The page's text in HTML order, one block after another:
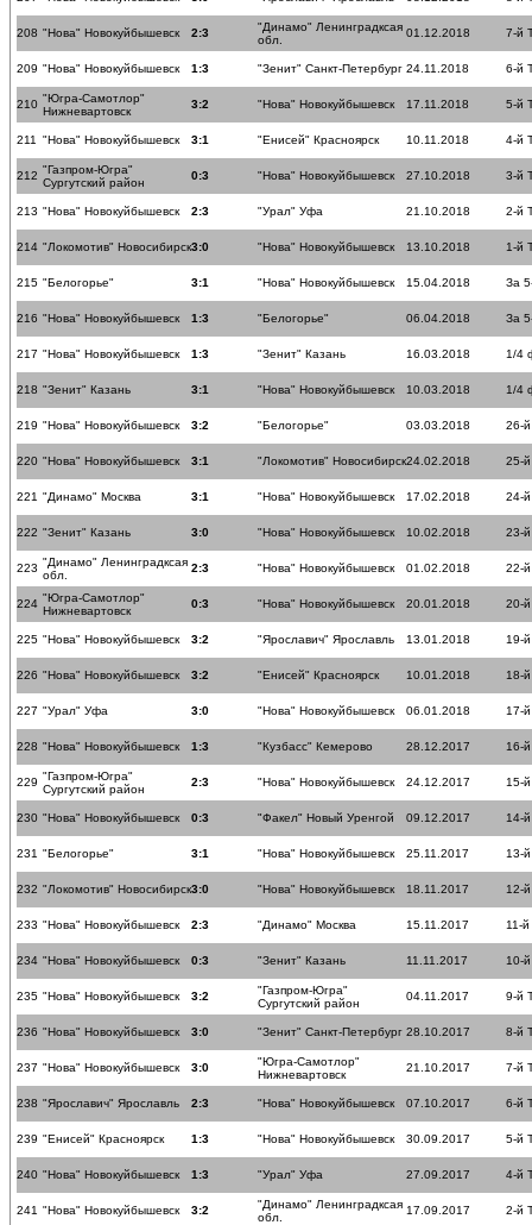
208 "Нова" Новокуйбышевск 2:3
"Динамо" Ленинградксая
обл.
01.12.2018 7-й
209 "Нова" Новокуйбышевск 1:3 "Зенит" Санкт-Петербург 24.11.2018 6-й
210 "Югра-Самотлор"
Нижневартовск
3:2 "Нова" Новокуйбышевск 17.11.2018 5-й
211 "Нова" Новокуйбышевск 3:1 "Енисей" Красноярск 10.11.2018 4-й
212 "Газпром-Югра"
Сургутский район
0:3 "Нова" Новокуйбышевск 27.10.2018 3-й
213 "Нова" Новокуйбышевск 2:3 "Урал" Уфа 21.10.2018 2-й
214 "Локомотив" Новосибирск3:0 "Нова" Новокуйбышевск 13.10.2018 1-й
215 "Белогорье" 3:1 "Нова" Новокуйбышевск 15.04.2018 За
216 "Нова" Новокуйбышевск 1:3 "Белогорье" 06.04.2018 За
217 "Нова" Новокуйбышевск 1:3 "Зенит" Казань 16.03.2018 1/4
218 "Зенит" Казань 3:1 "Нова" Новокуйбышевск 10.03.2018 1/4
219 "Нова" Новокуйбышевск 3:2 "Белогорье" 03.03.2018 26-й
220 "Нова" Новокуйбышевск 3:1 "Локомотив" Новосибирск24.02.2018 25-й
221 "Динамо" Москва 3:1 "Нова" Новокуйбышевск 17.02.2018 24-й
222 "Зенит" Казань 3:0 "Нова" Новокуйбышевск 10.02.2018 23-й
223 "Динамо" Ленинградксая
обл.
2:3 "Нова" Новокуйбышевск 01.02.2018 22-й
224 "Югра-Самотлор"
Нижневартовск
0:3 "Нова" Новокуйбышевск 20.01.2018 20-й
225 "Нова" Новокуйбышевск 3:2 "Ярославич" Ярославль 13.01.2018 19-
226 "Нова" Новокуйбышевск 3:2 "Енисей" Красноярск 10.01.2018 18-
227 "Урал" Уфа 3:0 "Нова" Новокуйбышевск 06.01.2018 17-
228 "Нова" Новокуйбышевск 1:3 "Кузбасс" Кемерово 28.12.2017 16-
229 "Газпром-Югра"
Сургутский район
2:3 "Нова" Новокуйбышевск 24.12.2017 15-
230 "Нова" Новокуйбышевск 0:3 "Факел" Новый Уренгой 09.12.2017 14-
231 "Белогорье" 3:1 "Нова" Новокуйбышевск 25.11.2017 13-
232 "Локомотив" Новосибирск3:0 "Нова" Новокуйбышевск 18.11.2017 12-
233 "Нова" Новокуйбышевск 2:3 "Динамо" Москва 15.11.2017 11-й
234 "Нова" Новокуйбышевск 0:3 "Зенит" Казань 11.11.2017 10-
235 "Нова" Новокуйбышевск 3:2
"Газпром-Югра"
Сургутский район
04.11.2017 9-й
236 "Нова" Новокуйбышевск 3:0 "Зенит" Санкт-Петербург 28.10.2017 8-й
237 "Нова" Новокуйбышевск 3:0
"Югра-Самотлор"
Нижневартовск
21.10.2017 7-й
238 "Ярославич" Ярославль 2:3 "Нова" Новокуйбышевск 07.10.2017 6-й
239 "Енисей" Красноярск 1:3 "Нова" Новокуйбышевск 30.09.2017 5-й
240 "Нова" Новокуйбышевск 1:3 "Урал" Уфа 27.09.2017 4-й
241 "Нова" Новокуйбышевск 3:2
"Динамо" Ленинградксая
обл.
17.09.2017 2-й